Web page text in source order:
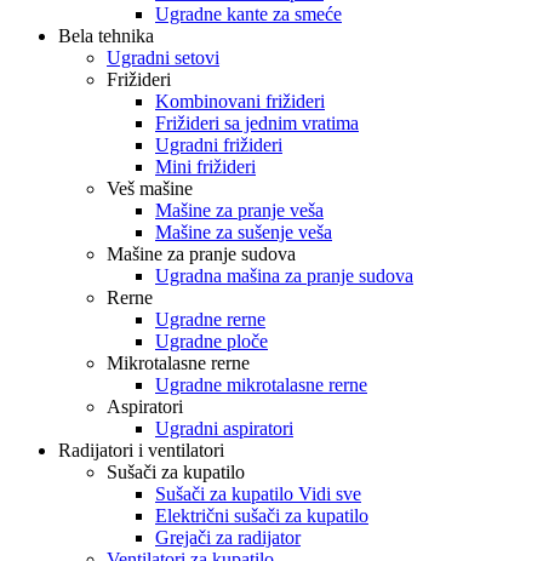
Ugradne kante za smeće
Bela tehnika
Ugradni setovi
Frižideri
Kombinovani frižideri
Frižideri sa jednim vratima
Ugradni frižideri
Mini frižideri
Veš mašine
Mašine za pranje veša
Mašine za sušenje veša
Mašine za pranje sudova
Ugradna mašina za pranje sudova
Rerne
Ugradne rerne
Ugradne ploče
Mikrotalasne rerne
Ugradne mikrotalasne rerne
Aspiratori
Ugradni aspiratori
Radijatori i ventilatori
Sušači za kupatilo
Sušači za kupatilo Vidi sve
Električni sušači za kupatilo
Grejači za radijator